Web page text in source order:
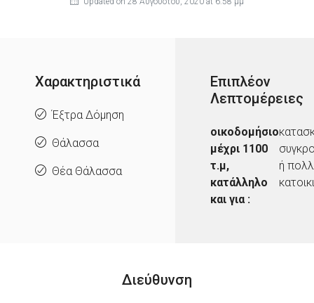
Χαρακτηριστικά
Έξτρα Δόμηση
Θάλασσα
Θέα Θάλασσα
Επιπλέον
Λεπτομέρειες
οικοδομήσιο
μέχρι 1100
τ.μ,
κατάλληλο
και για :
ή
Διεύθυνση